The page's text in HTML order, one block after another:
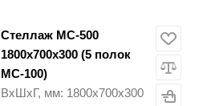
Стеллаж МС-500
1800х700х300 (5 полок
МС-100)
ВхШхГ, мм: 1800х700х300